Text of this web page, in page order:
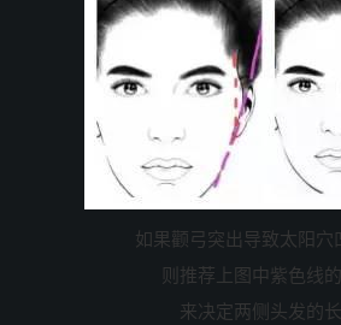
如果颧弓突出导致太阳穴
则推荐上图中紫色线
来决定两侧头发的